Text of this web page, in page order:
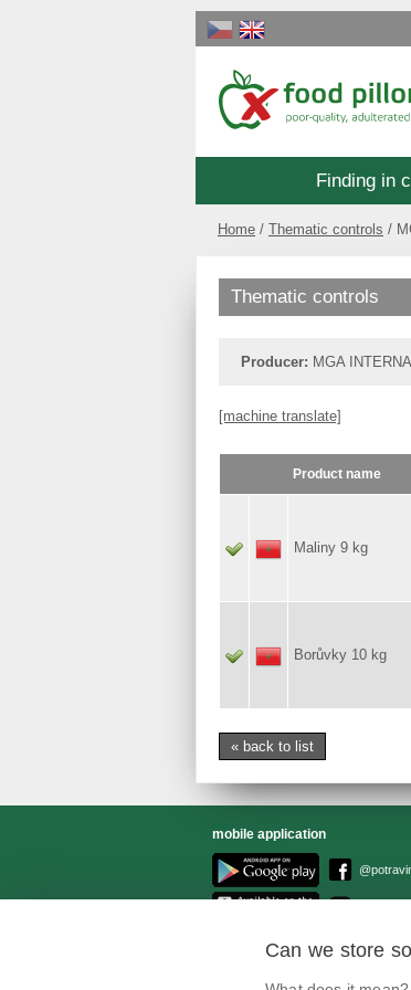
Finding in
Home Thematic controls
Thematic controls
Producer: MGA
[machine translate]
Product name
Maliny 9 kg
Borůvky 10 kg
« back to list
mobile application
Can we store